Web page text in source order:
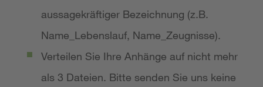
aussagekräftiger Bezeichnung (z.B.
Name_Lebenslauf, Name_Zeugnisse).
Verteilen Sie Ihre Anhänge auf nicht mehr
als 3 Dateien. Bitte senden Sie uns keine